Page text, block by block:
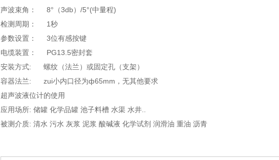
声波束角： 8°（3db）/5°(中量程)
检测周期： 1秒
参数设置： 3位有感按键
电缆装置： PG13.5密封套
安装方式: 螺纹（法兰）或固定孔（支架）
容器法兰: zui小内口径为ф65mm，无其他要求
超声波液位计的使用
应用场所: 储罐 化学品罐 池子料槽 水渠 水井..
被测介质: 清水 污水 灰浆 泥浆 酸碱液 化学试剂 润滑油 重油 沥青